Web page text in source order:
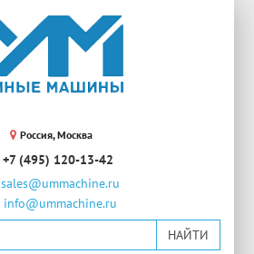
Россия, Москва
+7 (495) 120-13-42
sales@ummachine.ru
info@ummachine.ru